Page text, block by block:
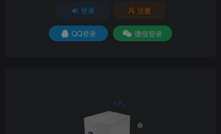
登录 注册
QQ登录 微信登录